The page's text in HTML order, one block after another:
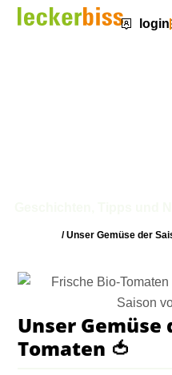
login
/Unser Gemüse der
Unser Gemüse
Tomaten 🍅